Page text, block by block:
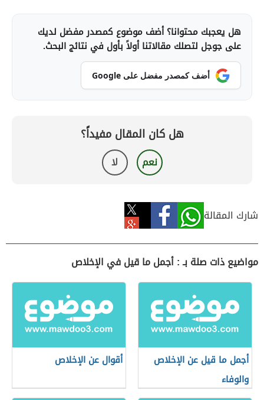
هل يعجبك محتوانا؟ أضف موضوع كمصدر مفضل لديك
على جوجل لتصلك مقالاتنا أولاً بأول في نتائج البحث.
أضف كمصدر مفضل على Google
هل كان المقال مفيداً؟
نعم لا
شارك المقالة
مواضيع ذات صلة بـ : أجمل ما قيل في الإخلاص
أجمل ما قيل عن الإخلاص
والوفاء
أقوال عن الإخلاص